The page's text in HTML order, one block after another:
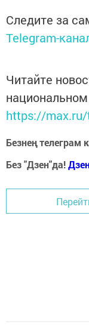
Следите за
Telegram-
Читайте
https://
Безнең
Без "Дзен"да!Д